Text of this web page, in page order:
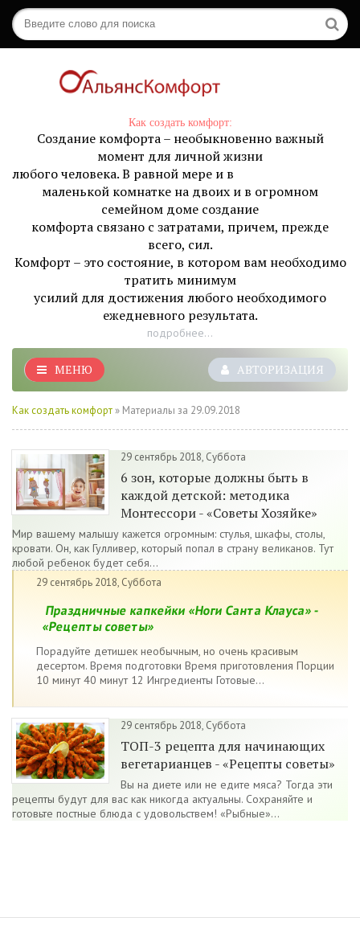
Как создать комфорт:
Создание комфорта – необыкновенно важный
момент для личной жизни
любого человека. В равной мере и в
маленькой комнатке на двоих и в огромном
семейном доме создание
комфорта связано с затратами, причем, прежде
всего, сил.
Комфорт – это состояние, в котором вам необходимо
тратить минимум
усилий для достижения любого необходимого
ежедневного результата.
подробнее...
АВТОРИЗАЦИЯ
МЕНЮ
Как создать комфорт » Материалы за 29.09.2018
29 сентябрь 2018, Суббота
6 зон, которые должны быть в
каждой детской: методика
Монтессори - «Советы Хозяйке»
Мир вашему малышу кажется огромным: стулья, шкафы, столы,
кровати. Он, как Гулливер, который попал в страну великанов. Тут
любой ребенок будет себя...
29 сентябрь 2018, Суббота
Праздничные капкейки «Ноги Санта Клауса» -
«Рецепты советы»
Порадуйте детишек необычным, но очень красивым
десертом. Время подготовки Время приготовления Порции
10 минут 40 минут 12 Ингредиенты Готовые...
29 сентябрь 2018, Суббота
ТОП-3 рецепта для начинающих
вегетарианцев - «Рецепты советы»
Вы на диете или не едите мяса? Тогда эти
рецепты будут для вас как никогда актуальны. Сохраняйте и
готовьте постные блюда с удовольствем! «Рыбные»...